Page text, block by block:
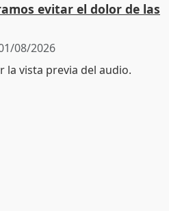
evitar el dolor de las
08/2026